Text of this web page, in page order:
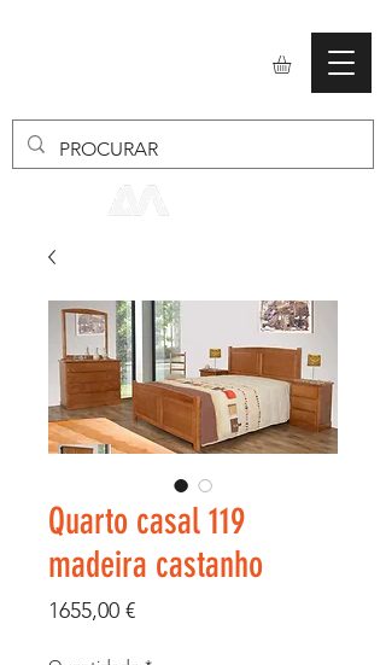
Quarto casal 119
madeira castanho
1655,00 €Preço